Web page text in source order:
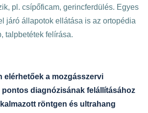
pl. csípőficam, gerincferdülés. Egyes
járó állapotok ellátása is az ortopédia
talpbetétek felírása.
elérhetőek a mozgásszervi
pontos diagnózisának felállításához
röntgen és ultrahang